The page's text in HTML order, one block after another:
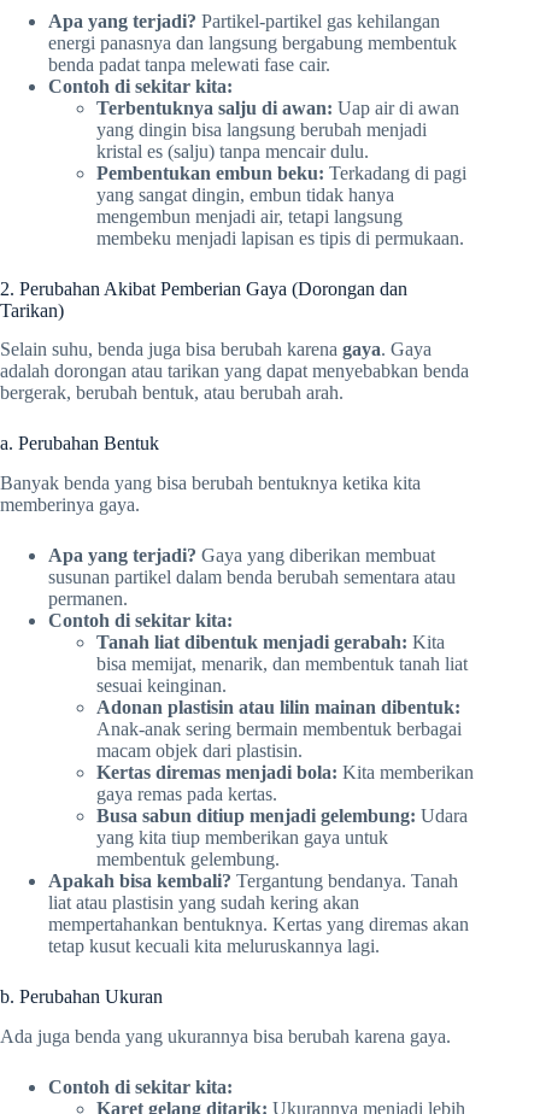
Apa yang terjadi? Partikel-partikel gas kehilangan
energi panasnya dan langsung bergabung membentuk
benda padat tanpa melewati fase cair.
Contoh di sekitar kita:
Terbentuknya salju di awan: Uap air di awan
yang dingin bisa langsung berubah menjadi
kristal es (salju) tanpa mencair dulu.
Pembentukan embun beku: Terkadang di pagi
yang sangat dingin, embun tidak hanya
mengembun menjadi air, tetapi langsung
membeku menjadi lapisan es tipis di permukaan.
2. Perubahan Akibat Pemberian Gaya (Dorongan dan
Tarikan)
Selain suhu, benda juga bisa berubah karena gaya. Gaya
adalah dorongan atau tarikan yang dapat menyebabkan benda
bergerak, berubah bentuk, atau berubah arah.
a. Perubahan Bentuk
Banyak benda yang bisa berubah bentuknya ketika kita
memberinya gaya.
Apa yang terjadi? Gaya yang diberikan membuat
susunan partikel dalam benda berubah sementara atau
permanen.
Contoh di sekitar kita:
Tanah liat dibentuk menjadi gerabah: Kita
bisa memijat, menarik, dan membentuk tanah liat
sesuai keinginan.
Adonan plastisin atau lilin mainan dibentuk:
Anak-anak sering bermain membentuk berbagai
macam objek dari plastisin.
Kertas diremas menjadi bola: Kita memberikan
gaya remas pada kertas.
Busa sabun ditiup menjadi gelembung: Udara
yang kita tiup memberikan gaya untuk
membentuk gelembung.
Apakah bisa kembali? Tergantung bendanya. Tanah
liat atau plastisin yang sudah kering akan
mempertahankan bentuknya. Kertas yang diremas akan
tetap kusut kecuali kita meluruskannya lagi.
b. Perubahan Ukuran
Ada juga benda yang ukurannya bisa berubah karena gaya.
Contoh di sekitar kita:
Karet gelang ditarik: Ukurannya menjadi lebih